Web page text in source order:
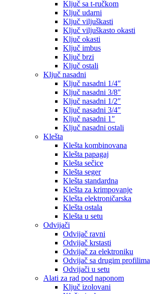
Ključ sa t-ručkom
Ključ udarni
Ključ viljuškasti
Ključ viljuškasto okasti
Ključ okasti
Ključ imbus
Ključ brzi
Ključ ostali
Ključ nasadni
Ključ nasadni 1/4″
Ključ nasadni 3/8″
Ključ nasadni 1/2″
Ključ nasadni 3/4″
Ključ nasadni 1″
Ključ nasadni ostali
Klešta
Klešta kombinovana
Klešta papagaj
Klešta sečice
Klešta seger
Klešta standardna
Klešta za krimpovanje
Klešta elektroničarska
Klešta ostala
Klešta u setu
Odvijači
Odvijač ravni
Odvijač krstasti
Odvijač za elektroniku
Odvijač sa drugim profilima
Odvijači u setu
Alati za rad pod naponom
Ključ izolovani